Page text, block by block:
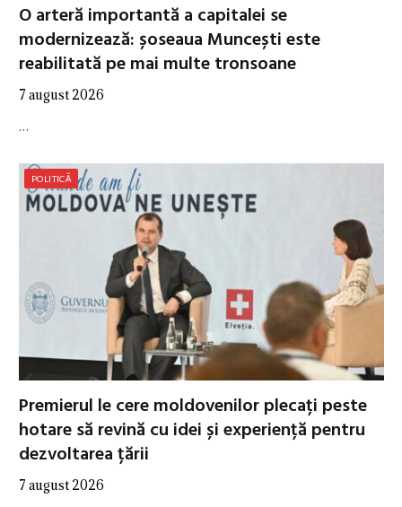
O arteră importantă a capitalei se
modernizează: șoseaua Muncești este
reabilitată pe mai multe tronsoane
7 august 2026
…
POLITICĂ
Premierul le cere moldovenilor plecați peste
hotare să revină cu idei și experiență pentru
dezvoltarea țării
7 august 2026